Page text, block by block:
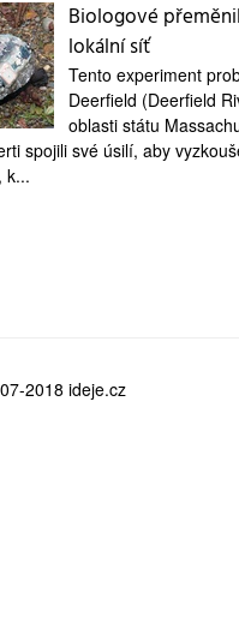
tajemství
firmy
zdraví
medicína
Biologové
lokální síť
Tento experiment
Deerfield (Deerfield
oblasti státu
spojili své úsilí, aby
k...
2018 ideje.cz